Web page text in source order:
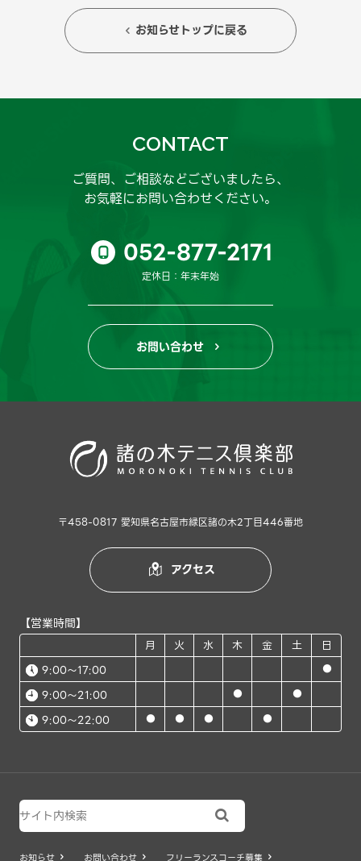
 お知らせトップに戻る
CONTACT
ご質問、ご相談などございましたら、
お気軽にお問い合わせください。
 052-877-2171
定休日：年末年始
お問い合わせ 
〒458-0817 愛知県名古屋市緑区諸の木2丁目446番地
 アクセス
【営業時間】
月 火 水 木 金 土
日
9:00～17:00
●
9:00～21:00 ● ●
9:00～22:00 ● ● ● ●

お知らせ  お問い合わせ  フリーランスコーチ募集 